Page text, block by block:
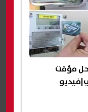
حل مؤقت